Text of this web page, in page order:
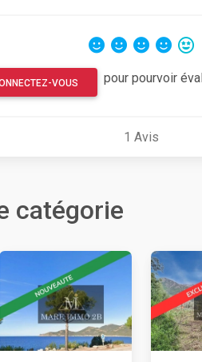
VOUS pour pourvoir
1 Avis
catégorie